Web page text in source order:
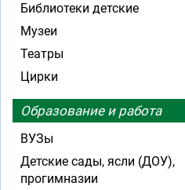
Библиотеки детские
Музеи
Театры
Цирки
Образование и работа
ВУЗы
Детские сады, ясли (ДОУ),
прогимназии